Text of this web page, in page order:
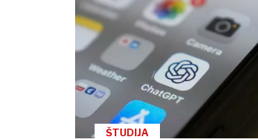
ŠTUDIJA